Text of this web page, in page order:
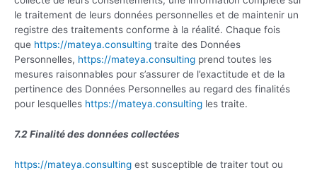
le traitement de leurs données personnelles et de maintenir un
registre des traitements conforme à la réalité. Chaque fois
que https://mateya.consulting traite des Données
Personnelles, https://mateya.consulting prend toutes les
mesures raisonnables pour s’assurer de l’exactitude et de la
pertinence des Données Personnelles au regard des finalités
pour lesquelles https://mateya.consulting les traite.
7.2 Finalité des données collectées
https://mateya.consulting est susceptible de traiter tout ou